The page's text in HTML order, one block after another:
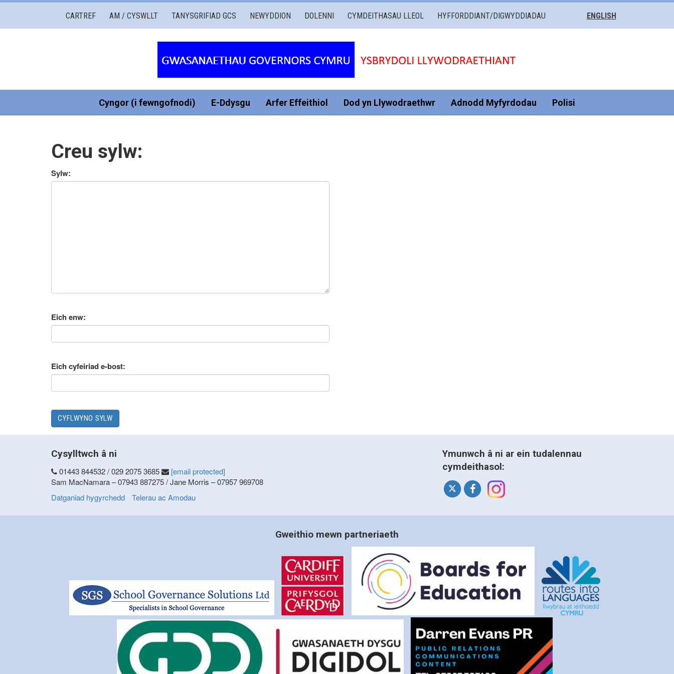
Gwasanaethau
Governors
CARTREF AM / CYSWLLT TANYSGRIFIAD GCS NEWYDDION DOLENNI CYMDEITHASAU LLEOL HYFFORDDIANT/DIGWYDDIADAU ENGLISH
Cyngor (i fewngofnodi) E-Ddysgu Arfer Effeithiol Dod yn Llywodraethwr Adnodd Myfyrdodau Polisi
Creu sylw:
Sylw:
Eich enw:
Eich cyfeiriad e-bost:
Cysylltwch â ni
01443 844532 / 029 2075 3685
[email protected]
Sam MacNamara – 07943 887275 / Jane Morris – 07957 969708
Datganiad hygyrchedd
Telerau ac Amodau
Ymunwch â ni ar ein tudalennau
cymdeithasol:
Gweithio mewn partneriaeth